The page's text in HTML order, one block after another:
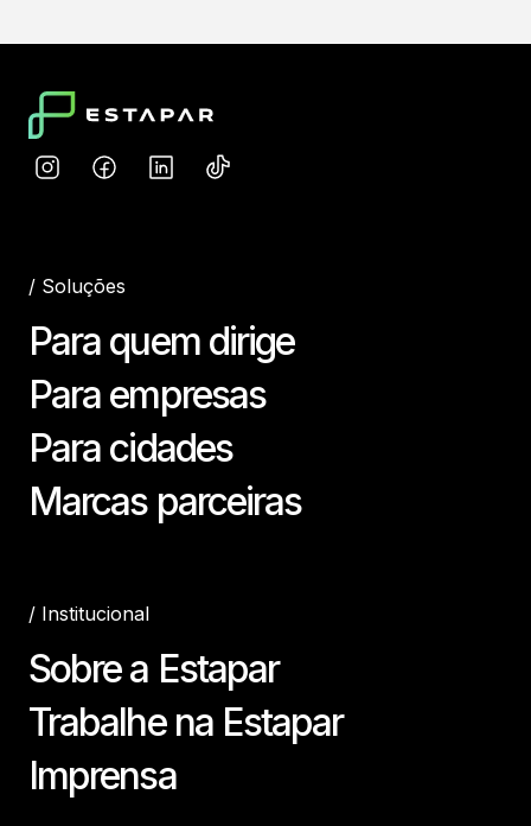
/ Soluções
Para quem dirige
Para empresas
Para cidades
Marcas parceiras
/ Institucional
Sobre a Estapar
Trabalhe na Estapar
Imprensa